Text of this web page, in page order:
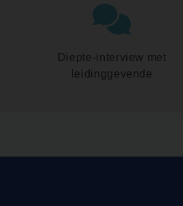
Diepte-interview met
leidinggevende